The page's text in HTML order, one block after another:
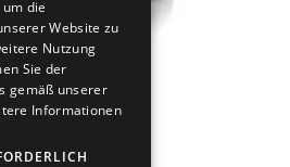
die
Website zu
Nutzung
Sie der
gemäß unserer
Informationen